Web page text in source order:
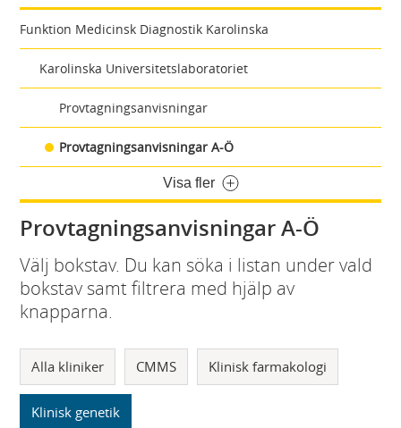
Funktion Medicinsk Diagnostik Karolinska
Karolinska Universitetslaboratoriet
Provtagningsanvisningar
Provtagningsanvisningar A-Ö
Visa fler
Provtagningsanvisningar A-Ö
Välj bokstav. Du kan söka i listan under vald
bokstav samt filtrera med hjälp av
knapparna.
Alla kliniker CMMS Klinisk farmakologi
Klinisk genetik